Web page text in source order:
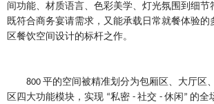
间功能、材质语言、色彩美学、灯光氛围到细节
既符合商务宴请需求，又能承载日常就餐体验的
区餐饮空间设计的标杆之作。
800 平的空间被精准划分为包厢区、大厅区
区四大功能模块，实现 “私密 - 社交 - 休闲 ” 的全